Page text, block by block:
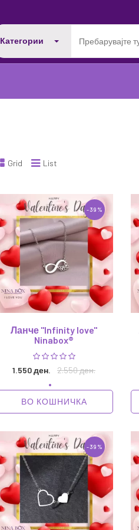
Категории
Grid List
-39%
Ланче "Infinity love"
Ninabox®
1.550 ден. 2.550 ден.
ВО КОШНИЧКА
-39%